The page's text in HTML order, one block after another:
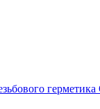
герметика